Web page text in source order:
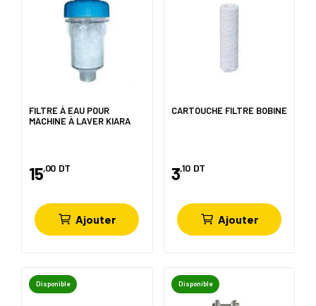
FILTRE À EAU POUR
MACHINE À LAVER KIARA
15,00 DT
Ajouter
CARTOUCHE FILTRE BOBINE
3,10 DT
Ajouter
Disponible Disponible